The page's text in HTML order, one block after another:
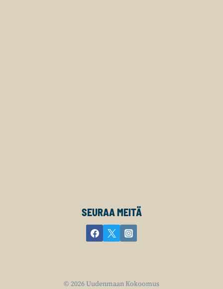
SEURAA MEITÄ
© 2026 Uudenmaan Kokoomus